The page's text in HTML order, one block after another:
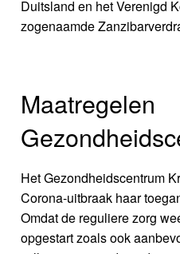
Duitsland en het Verenigd
zogenaamde
Maatregelen
Het Gezondheidscentrum
Corona-uitbraak haar
Omdat de reguliere zorg
opgestart zoals ook